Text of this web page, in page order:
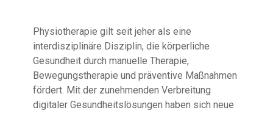
Physiotherapie gilt seit jeher als eine
interdisziplinäre Disziplin, die körperliche
Gesundheit durch manuelle Therapie,
Bewegungstherapie und präventive Maßnahmen
fördert. Mit der zunehmenden Verbreitung
digitaler Gesundheitslösungen haben sich neue